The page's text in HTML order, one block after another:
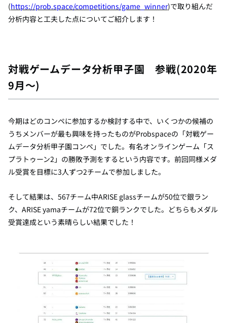
(https://prob.space/competitions/game_winner)で取り組んだ
分析内容と工夫した点についてご紹介します！
対戦ゲームデータ分析甲子園 参戦(2020年
9月～)
今期はどのコンペに参加するか検討する中で、いくつかの候補の
うちメンバーが最も興味を持ったものがProbspaceの「対戦ゲー
ムデータ分析甲子園コンペ」でした。有名オンラインゲーム「ス
プラトゥーン2 」の勝敗予測をするという内容です。前回同様メダ
ル受賞を目標に3人ずつ2チームで参加しました。
そして結果は、 567チーム中ARISE glassチームが50位で銀ラン
ク、 ARISE yamaチームが72位で銅ランクでした。どちらもメダル
受賞達成という素晴らしい結果でした！